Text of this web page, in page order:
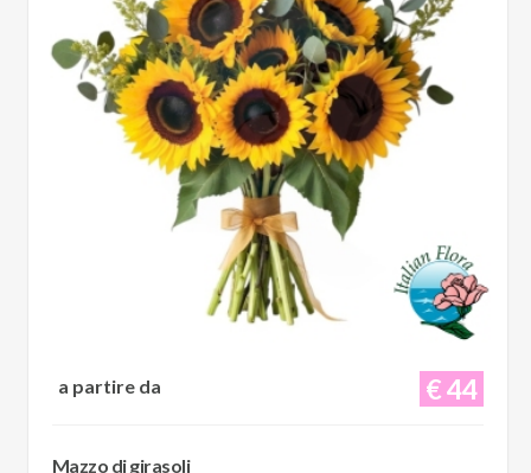
€ 44
a partire da
Mazzo di girasoli